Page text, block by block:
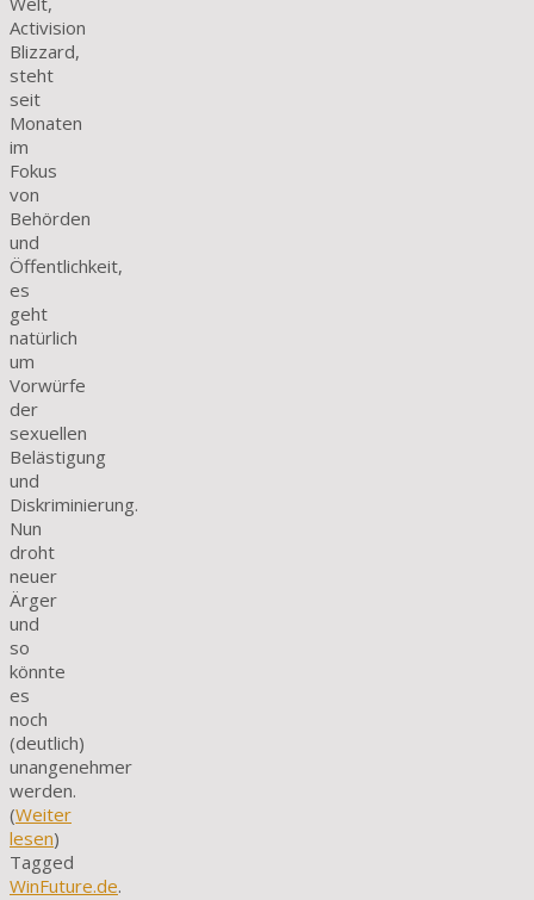
Activision
Blizzard,
steht
seit
Monaten
im
Fokus
von
Behörden
und
Öffentlichkeit,
es
geht
natürlich
um
Vorwürfe
der
sexuellen
Belästigung
und
Diskriminierung.
Nun
droht
neuer
Ärger
und
so
könnte
es
noch
(deutlich)
unangenehmer
werden.
(Weiter
lesen)
Tagged
WinFuture.de.